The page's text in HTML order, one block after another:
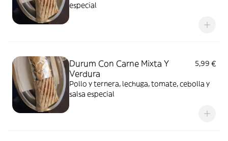
especial
Durum Con Carne Mixta Y
Verdura
5,99 €
Pollo y ternera, lechuga, tomate, cebolla y
salsa especial